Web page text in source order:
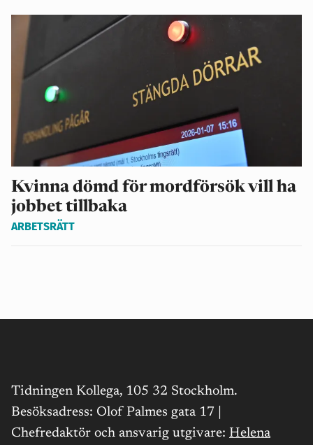
Kvinna dömd för mordförsök vill ha
jobbet tillbaka
ARBETSRÄTT
Tidningen Kollega, 105 32 Stockholm.
Besöksadress: Olof Palmes gata 17 |
Chefredaktör och ansvarig utgivare: Helena